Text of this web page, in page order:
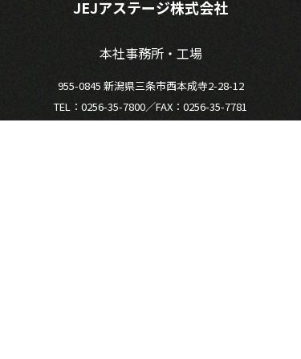
JEJアステージ株式会社
本社事務所・工場
955-0845 新潟県三条市西本成寺2-28-12
TEL：0256-35-7800／FAX：0256-35-7781